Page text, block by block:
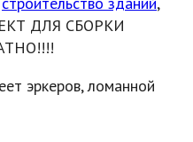
ДЛЯ СБОРКИ
эркеров, ломанной